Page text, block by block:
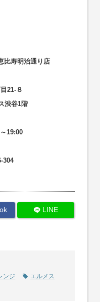
比寿明治通り店
目21-８
渋谷1階
19:00
304
LINE
ンジ
エルメス